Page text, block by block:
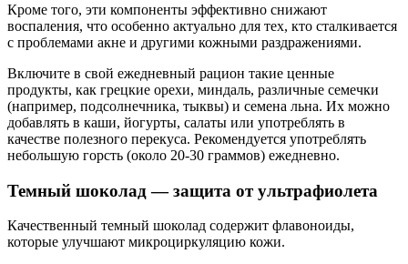
Кроме того, эти компоненты эффективно снижают
воспаления, что особенно актуально для тех, кто сталкивается
с проблемами акне и другими кожными раздражениями.
Включите в свой ежедневный рацион такие ценные
продукты, как грецкие орехи, миндаль, различные семечки
(например, подсолнечника, тыквы) и семена льна. Их можно
добавлять в каши, йогурты, салаты или употреблять в
качестве полезного перекуса. Рекомендуется употреблять
небольшую горсть (около 20-30 граммов) ежедневно.
Темный шоколад — защита от ультрафиолета
Качественный темный шоколад содержит флавоноиды,
которые улучшают микроциркуляцию кожи.